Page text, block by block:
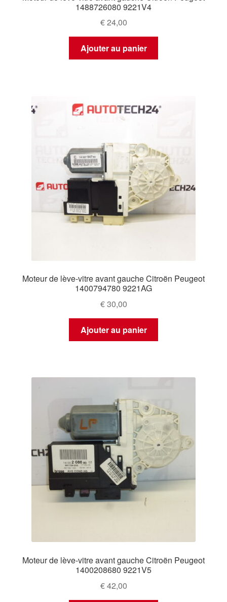
1488726080 9221V4
€24,00
Ajouter au panier
Moteur de lève-vitre avant gauche Citroën Peugeot
1400794780 9221AG
€30,00
Ajouter au panier
Moteur de lève-vitre avant gauche Citroën Peugeot
1400208680 9221V5
€42,00